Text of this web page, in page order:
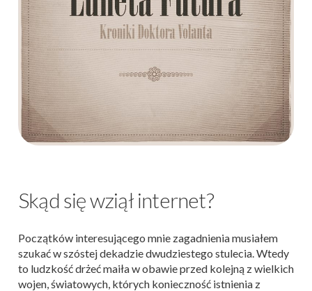
Skąd się wziął internet?
Początków interesującego mnie zagadnienia musiałem
szukać w szóstej dekadzie dwudziestego stulecia. Wtedy
to ludzkość drżeć maiła w obawie przed kolejną z wielkich
wojen, światowych, których konieczność istnienia z